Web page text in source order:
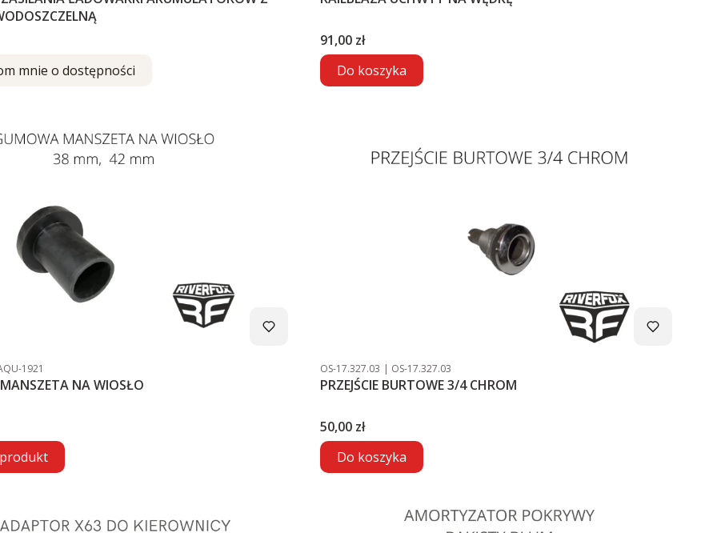
mnie o dostępności
Cena
91,00 zł
Do koszyka
producenta
1921
NA WIOSŁO
Kod produktu
OS-17.327.03 Kod producenta
OS-17.327.03
PRZEJŚCIE BURTOWE 3/4 CHROM
Cena
50,00 zł
Do koszyka